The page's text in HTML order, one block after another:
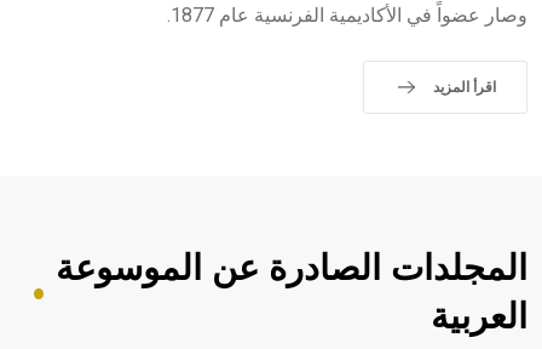
وصار عضواً في الأكاديمية الفرنسية عام 1877.
اقرأ المزيد
المجلدات الصادرة عن الموسوعة
العربية